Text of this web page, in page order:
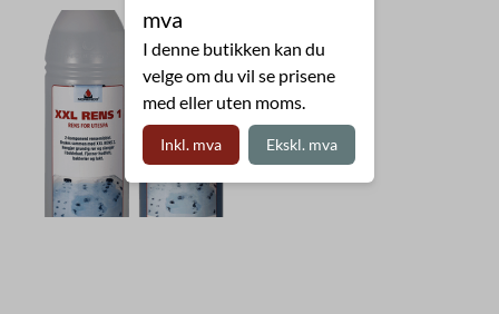
mva
I denne butikken kan du
velge om du vil se prisene
med eller uten moms.
Inkl. mva Ekskl. mva